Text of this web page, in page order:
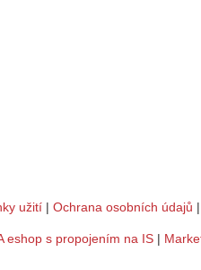
užití | Ochrana osobních údajů
eshop s propojením na IS |